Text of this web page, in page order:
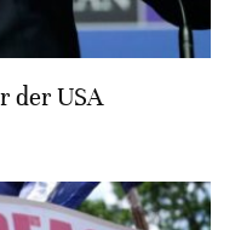
der USA